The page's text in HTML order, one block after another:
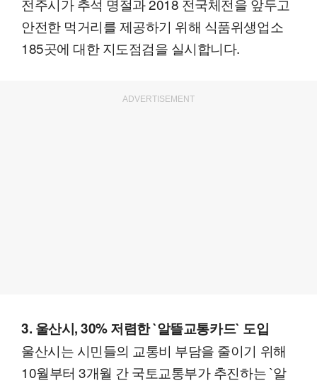
안전한 먹거리를 제공하기 위해 식품위생업소
185곳에 대한 지도점검을 실시합니다.
ADVERTISEMENT
3. 울산시, 30% 저렴한 `알뜰교통카드` 도입
울산시는 시민들의 교통비 부담을 줄이기 위해
10월부터 3개월 간 국토교통부가 추진하는 `알